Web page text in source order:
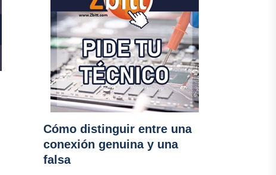
Cómo distinguir entre una
conexión genuina y una
falsa